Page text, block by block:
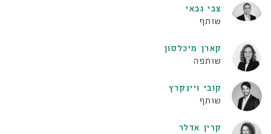
צבי גבאי
שותף
קארן מיכלסון
שותפה
קובי ויינקרץ
שותף
קרין אדלר